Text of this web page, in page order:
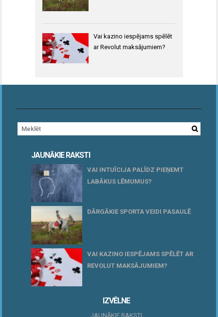
Vai kazino iespējams spēlēt
ar Revolut maksājumiem?
JAUNĀKIE RAKSTI
VAI INTUĪCIJA PALĪDZ PIEŅEMT
LABĀKUS LĒMUMUS?
DĀRGĀKIE SPORTA VEIDI PASAULĒ
VAI KAZINO IESPĒJAMS SPĒLĒT AR
REVOLUT MAKSĀJUMIEM?
IZVĒLNE
JAUNĀKIE RAKSTI